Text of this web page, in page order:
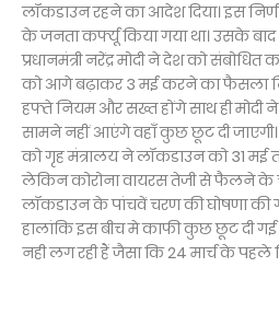
लॉकडाउन रहने का आदेश दिया। इस
के जनता कर्फ्यू किया गया था। उसके
प्रधानमंत्री नरेंद्र मोदी ने देश को
को आगे बढ़ाकर 3 मई करने का फैसला
हफ्ते नियम और सख्त होंगे साथ ही मोदी
सामने नहीं आएंगे वहाँ कुछ छूट दी
को गृह मंत्रालय ने लॉकडाउन को 31 मई
लेकिन कोरोना वायरस तेजी से फैलने
लॉकडाउन के पांचवें चरण की घोषणा की
हालांकि इस बीच मे काफी कुछ छूट दी
नही लग रही हैं जैसा कि 24 मार्च के पहले